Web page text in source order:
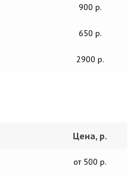
900 р.
650 р.
2900 р.
Цена, р.
от 500 р.